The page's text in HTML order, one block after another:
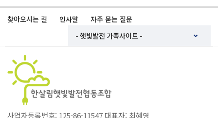
찾아오시는 길 인사말 자주 묻는 질문
사업자등록번호: 125-86-11547 대표자: 최혜영